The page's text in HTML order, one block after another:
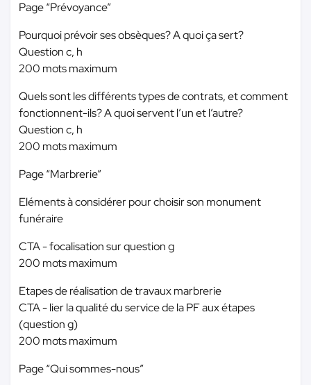
Page “Prévoyance”
Pourquoi prévoir ses obsèques? A quoi ça sert?
Question c, h
200 mots maximum
Quels sont les différents types de contrats, et comment
fonctionnent-ils? A quoi servent l’un et l’autre?
Question c, h
200 mots maximum
Page “Marbrerie”
Eléments à considérer pour choisir son monument
funéraire
CTA - focalisation sur question g
200 mots maximum
Etapes de réalisation de travaux marbrerie
CTA - lier la qualité du service de la PF aux étapes
(question g)
200 mots maximum
Page “Qui sommes-nous”